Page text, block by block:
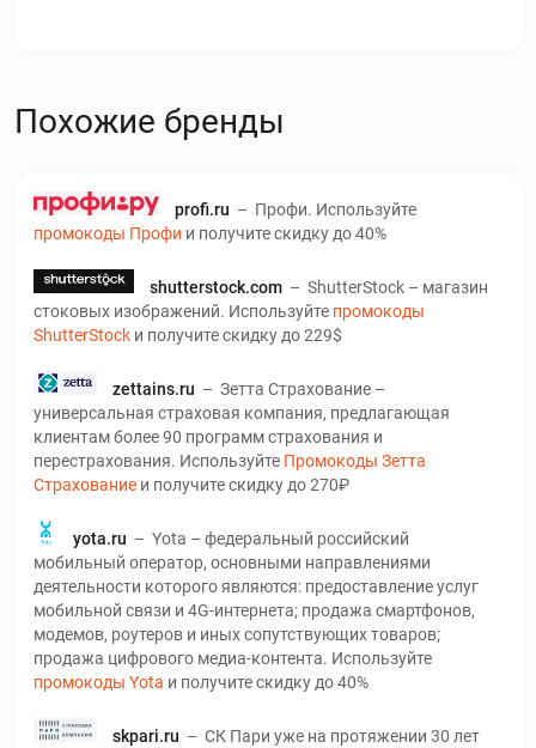
Похожие бренды
profi.ru – Профи. Используйте
промокоды Профи и получите скидку до 40%
shutterstock.com –ShutterStock – магазин
стоковых изображений. Используйте промокоды
ShutterStock и получите скидку до 229$
zettains.ru – Зетта Страхование –
универсальная страховая компания, предлагающая
клиентам более 90 программ страхования и
перестрахования. Используйте Промокоды Зетта
Страхование и получите скидку до 270₽
yota.ru – Yota – федеральный российский
мобильный оператор, основными направлениями
деятельности которого являются: предоставление услуг
мобильной связи и 4G-интернета; продажа смартфонов,
модемов, роутеров и иных сопутствующих товаров;
продажа цифрового медиа-контента. Используйте
промокоды Yota и получите скидку до 40%
skpari.ru – СК Пари уже на протяжении 30 лет